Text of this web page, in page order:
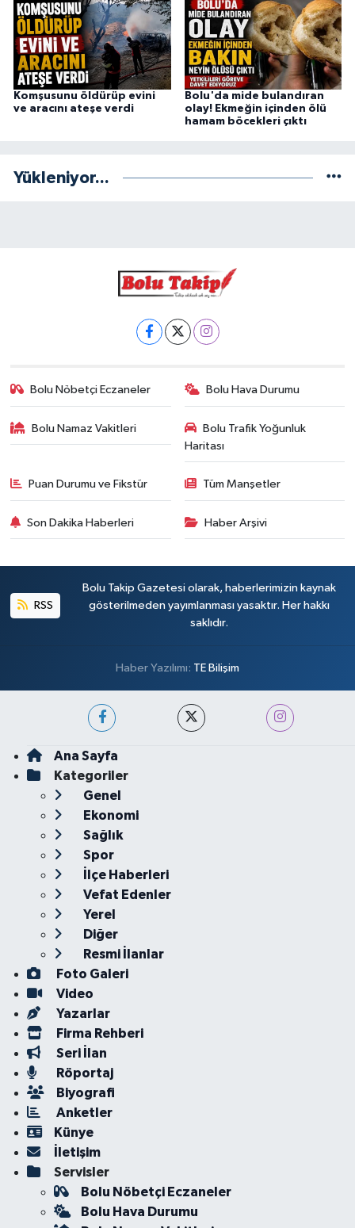
Komşusunu öldürüp evini
ve aracını ateşe verdi
Bolu'da mide bulandıran
olay! Ekmeğin içinden ölü
hamam böcekleri çıktı
Yükleniyor...
Bolu Nöbetçi Eczaneler Bolu Hava Durumu
Bolu Namaz Vakitleri
Bolu Trafik Yoğunluk
Haritası
Puan Durumu ve Fikstür Tüm Manşetler
Son Dakika Haberleri Haber Arşivi
RSS
Bolu Takip Gazetesi olarak, haberlerimizin kaynak
gösterilmeden yayımlanması yasaktır. Her hakkı
saklıdır.
Haber Yazılımı: TE Bilişim
Ana Sayfa
Kategoriler
Genel
Ekonomi
Sağlık
Spor
İlçe Haberleri
Vefat Edenler
Yerel
Diğer
Resmi İlanlar
Foto Galeri
Video
Yazarlar
Firma Rehberi
Seri İlan
Röportaj
Biyografi
Anketler
Künye
İletişim
Servisler
Bolu Nöbetçi Eczaneler
Bolu Hava Durumu